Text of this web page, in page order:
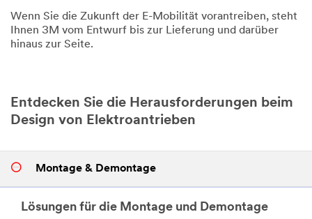
Wenn Sie die Zukunft der E-Mobilität vorantreiben, steht
Ihnen 3M vom Entwurf bis zur Lieferung und darüber
hinaus zur Seite.
Entdecken Sie die Herausforderungen beim
Design von Elektroantrieben
Montage & Demontage
Lösungen für die Montage und Demontage